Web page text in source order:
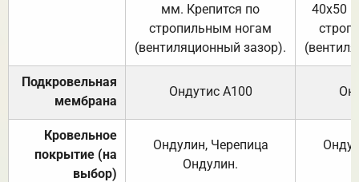
мм. Крепится по
стропильным ногам
(вентиляционный зазор).
40х50
Подкровельная
мембрана
Ондутис А100
Кровельное
покрытие (на
выбор)
Ондулин, Черепица
Ондулин.